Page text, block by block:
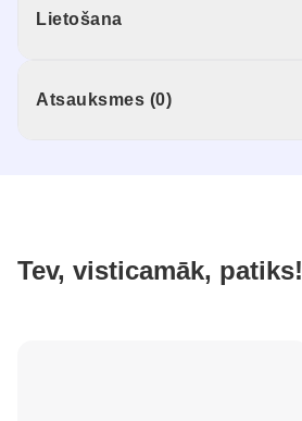
Lietošana
Atsauksmes (0)
Tev, visticamāk, patiks!